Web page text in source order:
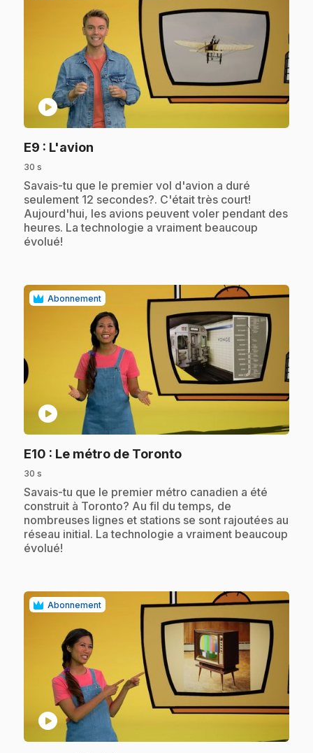
play_circle
E9 : L'avion
30 s
.Savais-tu que le premier vol d'avion a duré
seulement 12 secondes?. C'était très court!
Aujourd'hui, les avions peuvent voler pendant des
heures. La technologie a vraiment beaucoup
évolué!
Abonnement
play_circle
E10 : Le métro de Toronto.
30 s
.Savais-tu que le premier métro canadien a été
construit à Toronto? Au fil du temps, de
nombreuses lignes et stations se sont rajoutées au
réseau initial. La technologie a vraiment beaucoup
évolué!
Abonnement
play_circle